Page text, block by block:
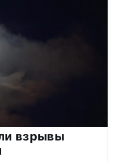
взрывы